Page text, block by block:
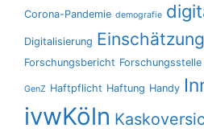
Corona-Pandemie demografie
Digitalisierung Einschätzung
Forschungsbericht
GenZ Haftpflicht Haftung Handy
ivwKöln